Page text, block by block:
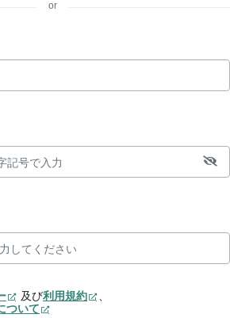
or
及び利用規約
、
ついて